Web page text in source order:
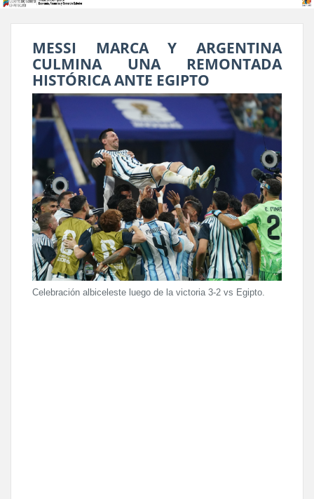
MESSI MARCA Y ARGENTINA
CULMINA UNA REMONTADA
HISTÓRICA ANTE EGIPTO
Celebración albiceleste luego de la victoria 3-2 vs Egipto.